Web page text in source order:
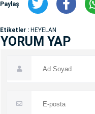
Paylaş
Etiketler : HEYELAN
YORUM YAP